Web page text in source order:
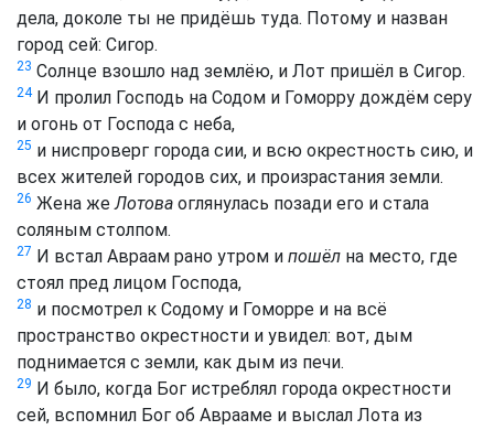
дела, доколе ты не придёшь туда. Потому и назван
город сей: Сигор.
23 Солнце взошло над землёю, и Лот пришёл в Сигор.
24И пролил Господь на Содом и Гоморру дождём серу
и огонь от Господа с неба,
25 и ниспроверг города сии, и всю окрестность сию, и
всех жителей городов сих, и произрастания земли.
26 Жена жеЛотова оглянулась позади его и стала
соляным столпом.
27 И встал Авраам рано утром и пошёл на место, где
стоял пред лицом Господа,
28 и посмотрел к Содому и Гоморре и на всё
пространство окрестности и увидел: вот, дым
поднимается с земли, как дым из печи.
29 И было, когда Бог истреблял города окрестности
сей, вспомнил Бог об Аврааме и выслал Лота из